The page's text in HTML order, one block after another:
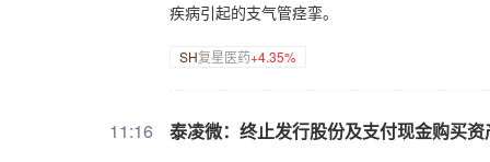
疾病引起的支气管痉挛。
SH复星医药+4.35%
11:16 泰凌微：终止发行股份及支付现金购买